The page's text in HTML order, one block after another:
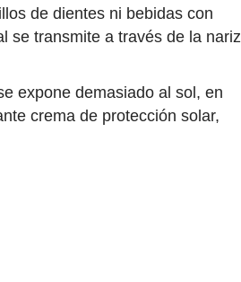
de dientes ni bebidas con
se transmite a través de la nariz
expone demasiado al sol, en
crema de protección solar,